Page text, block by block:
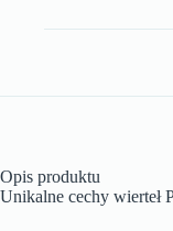
Opis produktu
Unikalne cechy wierteł